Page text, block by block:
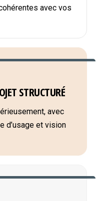
avec vos
STRUCTURÉ
avec
d’usage et vision